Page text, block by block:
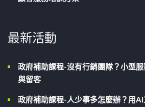
最新活動
政府補助課程-沒有行銷團隊？小型
與留客
政府補助課程-人少事多怎麼辦？用